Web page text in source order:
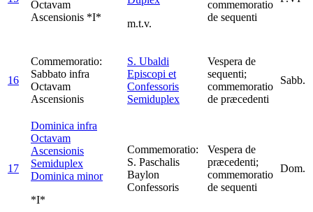
Octavam
Ascensionis *I*
m.t.v.
commemoratio
de sequenti
16
Commemoratio:
Sabbato infra
Octavam
Ascensionis
S. Ubaldi
Episcopi et
Confessoris
Semiduplex
Vespera de
sequenti;
commemoratio
de præcedenti
Sabb.
17
Dominica infra
Octavam
Ascensionis
Semiduplex
Dominica minor
*I*
Commemoratio:
S. Paschalis
Baylon
Confessoris
Vespera de
præcedenti;
commemoratio
de sequenti
Dom.